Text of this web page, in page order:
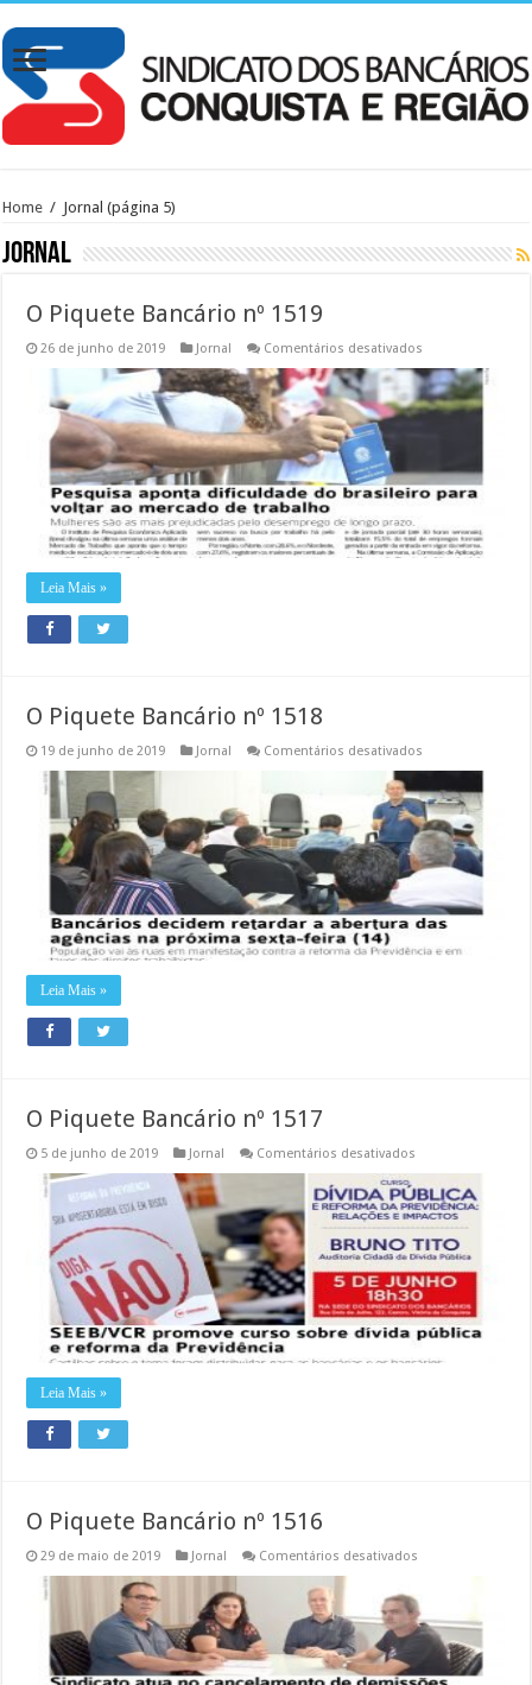
Home / Jornal (página 5)
Jornal
O Piquete Bancário nº 1519
26 de junho de 2019 Jornal Comentários desativados
Piquete
Bancário
nº
Leia Mais »
O Piquete Bancário nº 1518
19 de junho de 2019 Jornal Comentários desativados
Bancário
nº
1518
Leia Mais »
O Piquete Bancário nº 1517
5 de junho de 2019 Jornal Comentários desativados
Bancário
nº
1517
Leia Mais »
O Piquete Bancário nº 1516
29 de maio de 2019 Jornal Comentários desativados
Bancário
nº
1516